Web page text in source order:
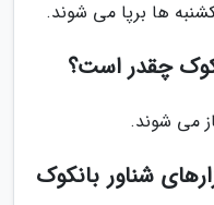
ها برپا می شوند.
شناور بانکوک